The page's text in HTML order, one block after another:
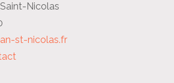
Nicolas
st-nicolas.fr